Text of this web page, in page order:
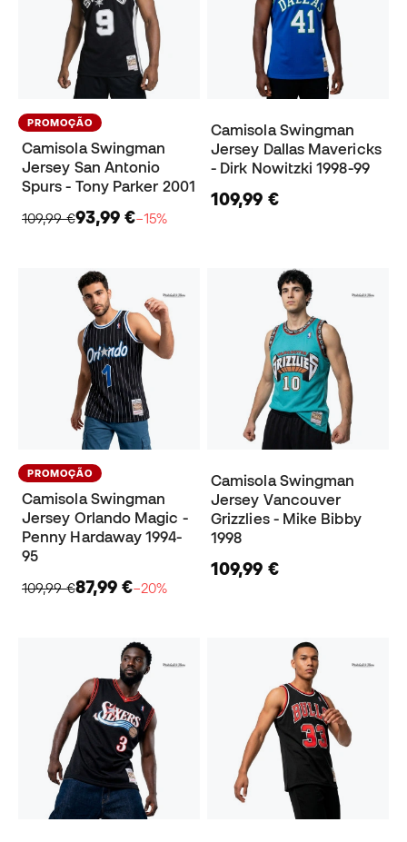
PROMOÇÃO
Camisola Swingman
Jersey San Antonio
Spurs - Tony Parker 2001
109,99 €93,99 €−15%
Camisola Swingman
Jersey Dallas Mavericks
- Dirk Nowitzki 1998-99
109,99 €
PROMOÇÃO
Camisola Swingman
Jersey Orlando Magic -
Penny Hardaway 1994-
95
109,99 €87,99 €−20%
Camisola Swingman
Jersey Vancouver
Grizzlies - Mike Bibby
1998
109,99 €